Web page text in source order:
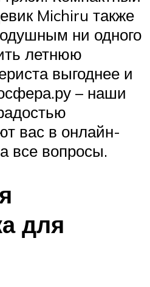
Michiru также
ни одного
летнюю
выгоднее и
– наши
вас в онлайн-
все вопросы.
для